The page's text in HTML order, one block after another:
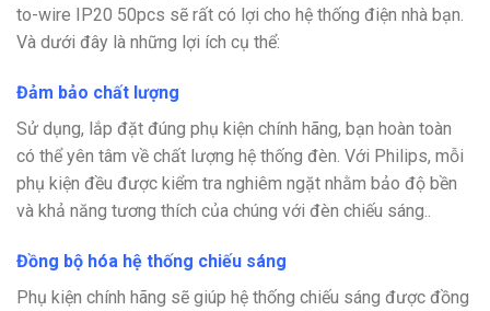
to-wire IP20 50pcs sẽ rất có lợi cho hệ thống điện nhà bạn.
Và dưới đây là những lợi ích cụ thể:
Đảm bảo chất lượng
Sử dụng, lắp đặt đúng phụ kiện chính hãng, bạn hoàn toàn
có thể yên tâm về chất lượng hệ thống đèn. Với Philips, mỗi
phụ kiện đều được kiểm tra nghiêm ngặt nhằm bảo độ bền
và khả năng tương thích của chúng với đèn chiếu sáng..
Đồng bộ hóa hệ thống chiếu sáng
Phụ kiện chính hãng sẽ giúp hệ thống chiếu sáng được đồng